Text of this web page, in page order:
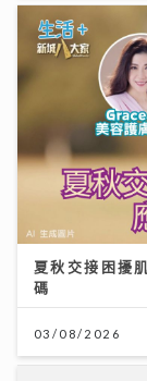
夏秋交接困擾
碼
03/08/2026